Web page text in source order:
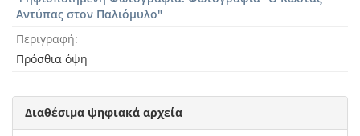
Αντύπας στον Παλιόμυλο"
Περιγραφή
Πρόσθια όψη
Διαθέσιμα ψηφιακά αρχεία